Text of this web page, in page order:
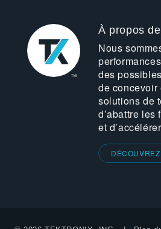
À propos
Nous
des
de concevoir
solutions de
d’abattre
et